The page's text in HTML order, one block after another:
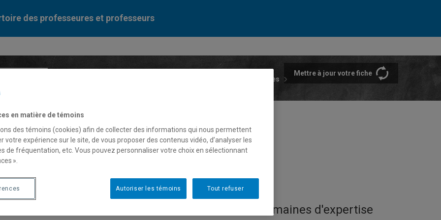
des professeures et professeurs
Liste des professeures et professeurs par départements et écoles
Mettre à jour votre fiche
Springer
Domaines d'expertise
en matière de témoins
des témoins (cookies) afin de collecter des informations qui nous permettent
votre expérience sur le site, de vous proposer des contenus vidéo, d’analyser les
de fréquentation, etc. Vous pouvez personnaliser votre choix en sélectionnant
».
Tout refuser
Autoriser les témoins